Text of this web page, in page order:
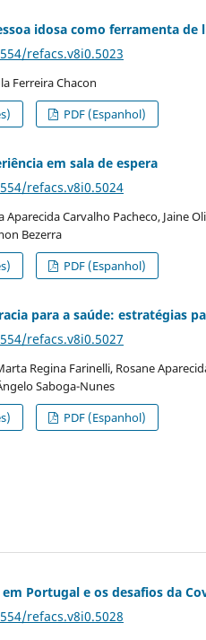
idosa como ferramenta de
refacs.v8i0.5023
Ferreira Chacon
PDF (Espanhol)
em sala de espera
refacs.v8i0.5024
Aparecida Carvalho Pacheco, Jaine
Bezerra
PDF (Espanhol)
para a saúde: estratégias
refacs.v8i0.5027
Regina Farinelli, Rosane
Saboga-Nunes
PDF (Espanhol)
Portugal e os desafios da
refacs.v8i0.5028